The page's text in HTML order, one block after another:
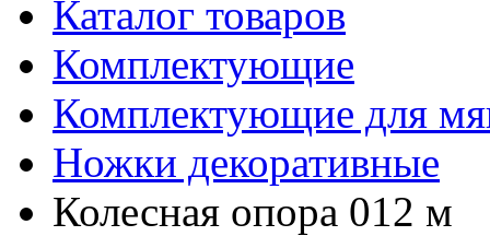
Каталог товаров
Комплектующие
Комплектующие для
Ножки декоративные
Колесная опора 012 м